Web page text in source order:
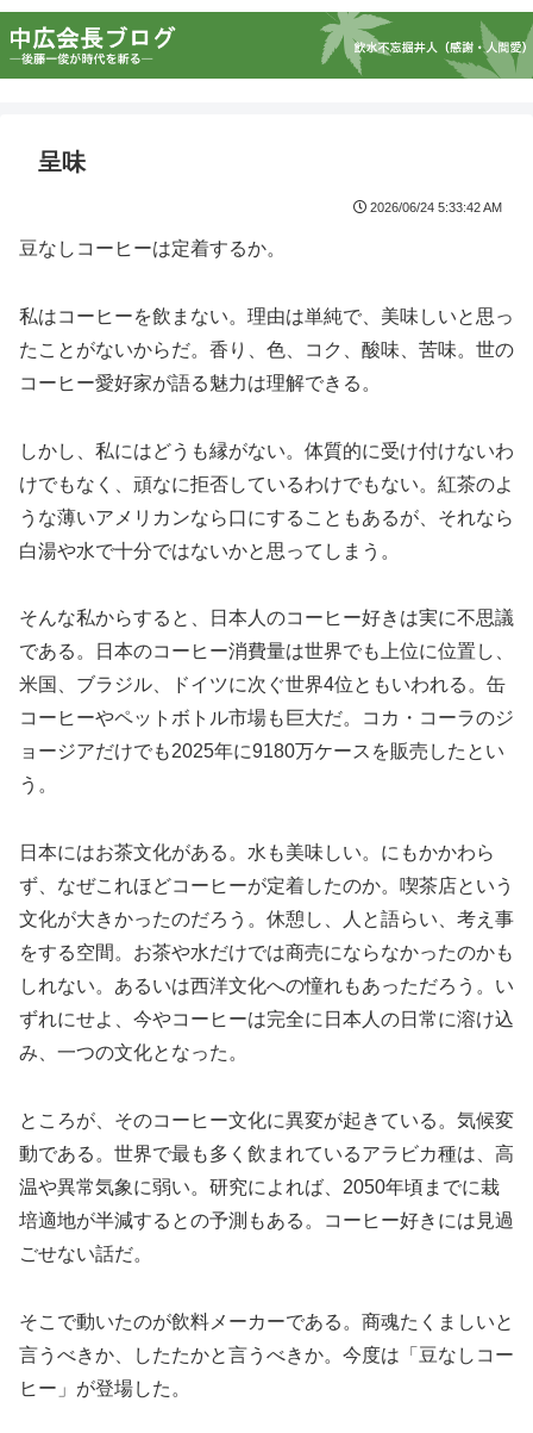
呈味
2026/06/24 5:33:42 AM
豆なしコーヒーは定着するか。
私はコーヒーを飲まない。理由は単純で、美味しいと思っ
たことがないからだ。香り、色、コク、酸味、苦味。世の
コーヒー愛好家が語る魅力は理解できる。
しかし、私にはどうも縁がない。体質的に受け付けないわ
けでもなく、頑なに拒否しているわけでもない。紅茶のよ
うな薄いアメリカンなら口にすることもあるが、それなら
白湯や水で十分ではないかと思ってしまう。
そんな私からすると、日本人のコーヒー好きは実に不思議
である。日本のコーヒー消費量は世界でも上位に位置し、
米国、ブラジル、ドイツに次ぐ世界4位ともいわれる。缶
コーヒーやペットボトル市場も巨大だ。コカ・コーラのジ
ョージアだけでも2025年に9180万ケースを販売したとい
う。
日本にはお茶文化がある。水も美味しい。にもかかわら
ず、なぜこれほどコーヒーが定着したのか。喫茶店という
文化が大きかったのだろう。休憩し、人と語らい、考え事
をする空間。お茶や水だけでは商売にならなかったのかも
しれない。あるいは西洋文化への憧れもあっただろう。い
ずれにせよ、今やコーヒーは完全に日本人の日常に溶け込
み、一つの文化となった。
ところが、そのコーヒー文化に異変が起きている。気候変
動である。世界で最も多く飲まれているアラビカ種は、高
温や異常気象に弱い。研究によれば、2050年頃までに栽
培適地が半減するとの予測もある。コーヒー好きには見過
ごせない話だ。
そこで動いたのが飲料メーカーである。商魂たくましいと
言うべきか、したたかと言うべきか。今度は「豆なしコー
ヒー」が登場した。